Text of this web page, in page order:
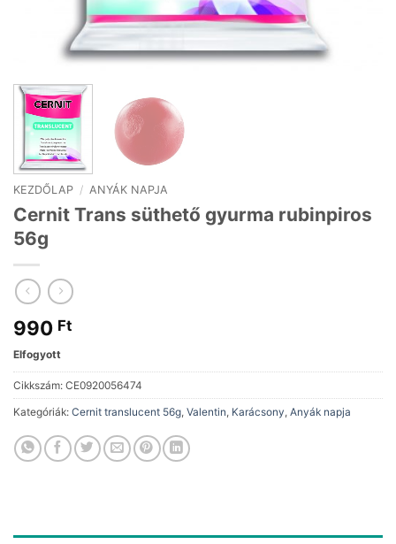
KEZDŐLAP / ANYÁK NAPJA
Cernit Trans süthető gyurma rubinpiros
56g
990 Ft
Elfogyott
Cikkszám: CE0920056474
Kategóriák: Cernit translucent 56g Valentin Karácsony Anyák napja